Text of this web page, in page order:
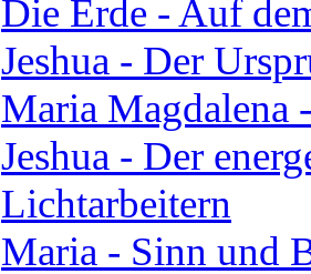
Die Erde - Auf
Jeshua - Der
Maria Magdalena
Jeshua - Der
Lichtarbeitern
Maria - Sinn und